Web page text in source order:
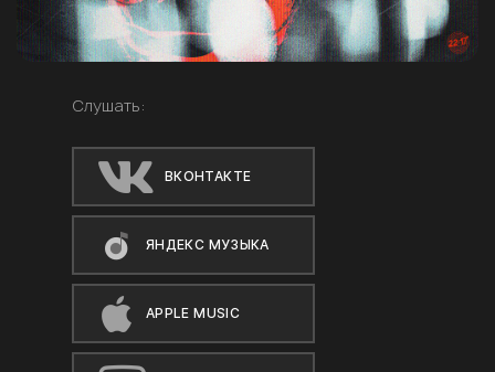
Слушать:
ВКОНТАКТЕ
ЯНДЕКС МУЗЫКА
APPLE MUSIC